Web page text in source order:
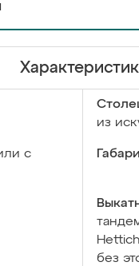
из
с
без